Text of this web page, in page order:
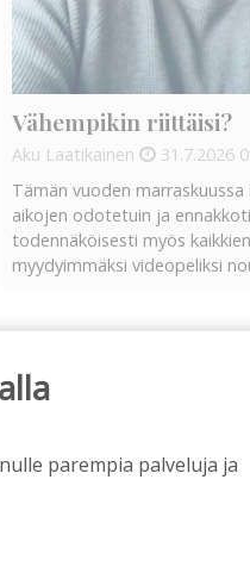
Vähempikin riittäisi?
Aku Laatikainen 31.7.2026
Tämän vuoden marraskuussa
aikojen odotetuin ja
todennäköisesti myös
myydyimmäksi videopeliksi
parempia palveluja ja